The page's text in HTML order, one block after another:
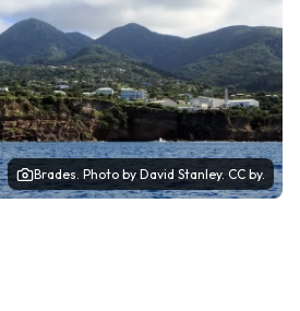
Brades. Photo by David Stanley. CC by.